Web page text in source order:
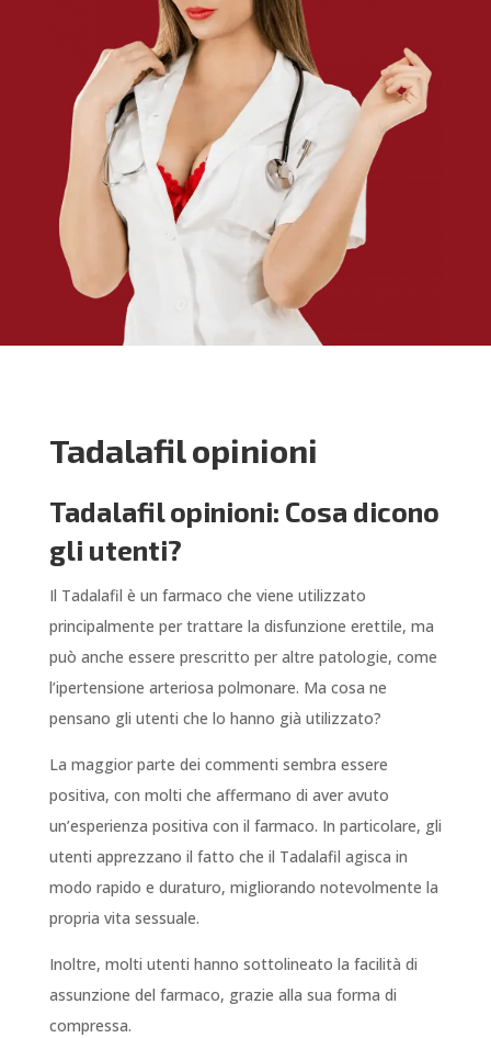
Tadalafil opinioni
Tadalafil opinioni: Cosa dicono
gli utenti?
Il Tadalafil è un farmaco che viene utilizzato
principalmente per trattare la disfunzione erettile, ma
può anche essere prescritto per altre patologie, come
l’ipertensione arteriosa polmonare. Ma cosa ne
pensano gli utenti che lo hanno già utilizzato?
La maggior parte dei commenti sembra essere
positiva, con molti che affermano di aver avuto
un’esperienza positiva con il farmaco. In particolare, gli
utenti apprezzano il fatto che il Tadalafil agisca in
modo rapido e duraturo, migliorando notevolmente la
propria vita sessuale.
Inoltre, molti utenti hanno sottolineato la facilità di
assunzione del farmaco, grazie alla sua forma di
compressa.